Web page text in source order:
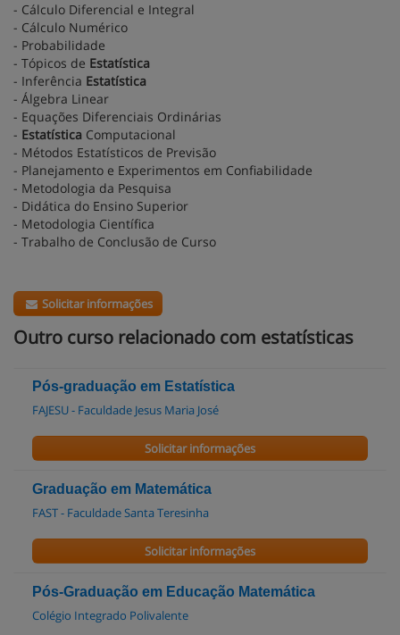
- Cálculo Diferencial e Integral
- Cálculo Numérico
- Probabilidade
- Tópicos de Estatística
- Inferência Estatística
- Álgebra Linear
- Equações Diferenciais Ordinárias
- Estatística Computacional
- Métodos Estatísticos de Previsão
- Planejamento e Experimentos em Confiabilidade
- Metodologia da Pesquisa
- Didática do Ensino Superior
- Metodologia Científica
- Trabalho de Conclusão de Curso
Solicitar informações
Outro curso relacionado com estatísticas
Pós-graduação em Estatística
FAJESU - Faculdade Jesus Maria José
Solicitar informações
Graduação em Matemática
FAST - Faculdade Santa Teresinha
Solicitar informações
Pós-Graduação em Educação Matemática
Colégio Integrado Polivalente